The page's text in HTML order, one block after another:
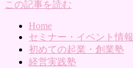
この記事を読む
Home
セミナー・イベント情報
初めての起業・創業塾
経営実践塾